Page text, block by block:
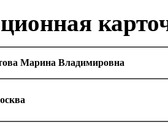
Марина Владимировна